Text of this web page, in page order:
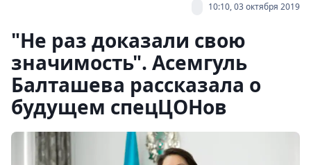
10:10, 03 октября 2019
"Не раз доказали свою
значимость". Асемгуль
Балташева рассказала о
будущем спецЦОНов